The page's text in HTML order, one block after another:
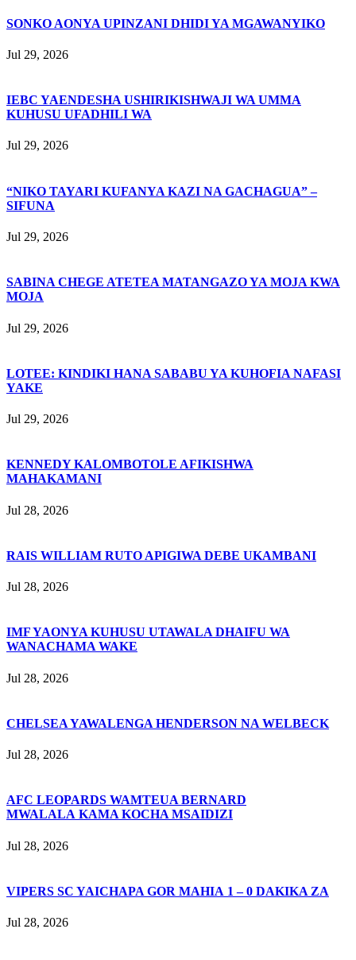
SONKO AONYA UPINZANI DHIDI YA MGAWANYIKO
Jul 29, 2026
IEBC YAENDESHA USHIRIKISHWAJI WA UMMA
KUHUSU UFADHILI WA
Jul 29, 2026
“NIKO TAYARI KUFANYA KAZI NA GACHAGUA” –
SIFUNA
Jul 29, 2026
SABINA CHEGE ATETEA MATANGAZO YA MOJA KWA
MOJA
Jul 29, 2026
LOTEE: KINDIKI HANA SABABU YA KUHOFIA NAFASI
YAKE
Jul 29, 2026
KENNEDY KALOMBOTOLE AFIKISHWA
MAHAKAMANI
Jul 28, 2026
RAIS WILLIAM RUTO APIGIWA DEBE UKAMBANI
Jul 28, 2026
IMF YAONYA KUHUSU UTAWALA DHAIFU WA
WANACHAMA WAKE
Jul 28, 2026
CHELSEA YAWALENGA HENDERSON NA WELBECK
Jul 28, 2026
AFC LEOPARDS WAMTEUA BERNARD
MWALALA KAMA KOCHA MSAIDIZI
Jul 28, 2026
VIPERS SC YAICHAPA GOR MAHIA 1 – 0 DAKIKA ZA
Jul 28, 2026